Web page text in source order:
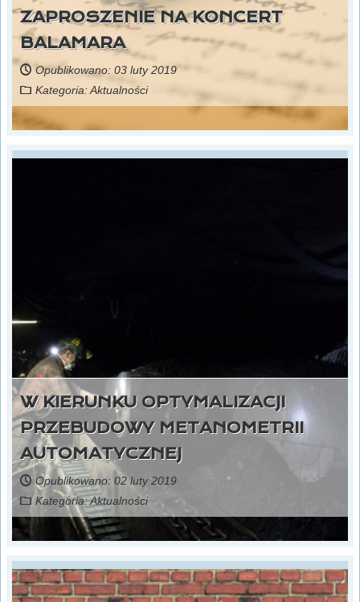
ZAPROSZENIE NA KONCERT
BALAMARA
Opublikowano: 03 luty 2019
Kategoria:Aktualności
W KIERUNKU OPTYMALIZACJI
PRZEBUDOWY METANOMETRII
AUTOMATYCZNEJ
Opublikowano: 02 luty 2019
Kategoria:Aktualności